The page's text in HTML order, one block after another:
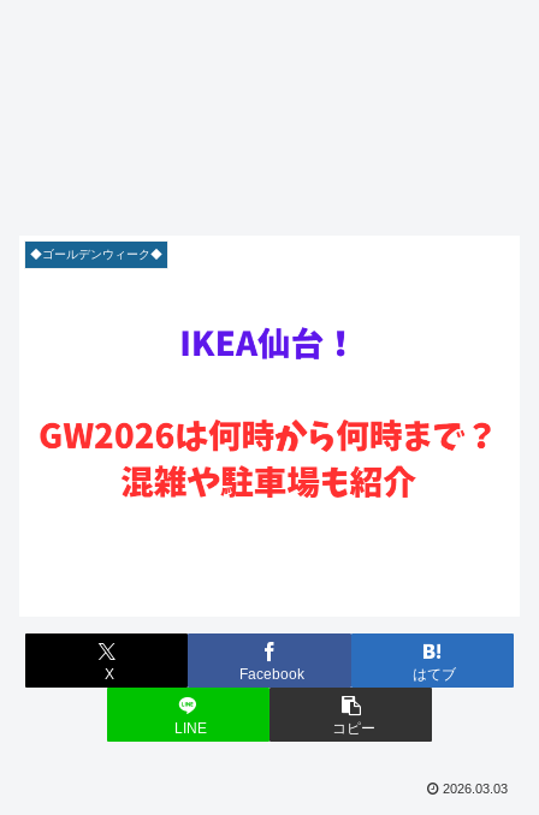
◆ゴールデンウィーク◆
X Facebook はてブ
LINE コピー
2026.03.03